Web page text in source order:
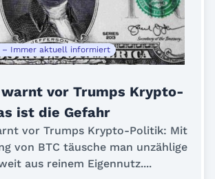
– Immer aktuell informiert
warnt vor Trumps Krypto-
ist die Gefahr
vor Trumps Krypto-Politik: Mit
von BTC täusche man unzählige
aus reinem Eigennutz....